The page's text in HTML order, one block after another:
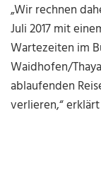
„Wir rechnen
Juli 2017 mit
Wartezeiten im
Waidhofen/
ablaufenden
verlieren,“